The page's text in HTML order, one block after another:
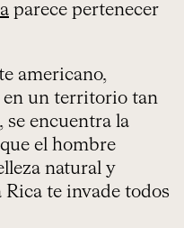
parece pertenecer
americano,
en un territorio tan
se encuentra la
el hombre
natural y
te invade todos